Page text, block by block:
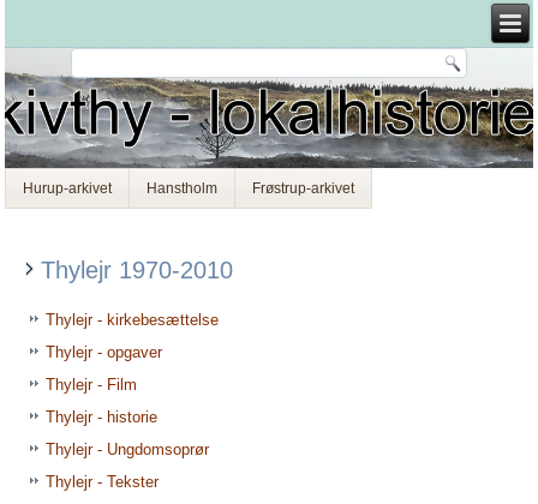
Hurup-arkivet Hanstholm Frøstrup-arkivet
Thylejr 1970-2010
Thylejr - kirkebesættelse
Thylejr - opgaver
Thylejr - Film
Thylejr - historie
Thylejr - Ungdomsoprør
Thylejr - Tekster